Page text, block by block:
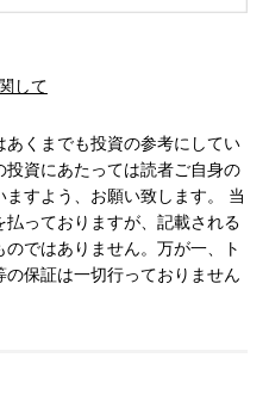
して
くまでも投資の参考にしてい
資にあたっては読者ご自身の
すよう、お願い致します。 当
っておりますが、記載される
ではありません。万が一、ト
保証は一切行っておりません